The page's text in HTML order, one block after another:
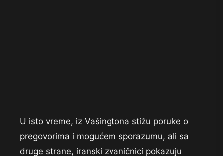
U isto vreme, iz Vašingtona stižu poruke o
pregovorima i mogućem sporazumu, ali sa
druge strane, iranski zvaničnici pokazuju